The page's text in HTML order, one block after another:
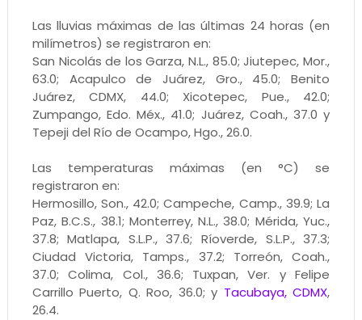
Las lluvias máximas de las últimas 24 horas (en
milímetros) se registraron en:
San Nicolás de los Garza, N.L., 85.0; Jiutepec, Mor.,
63.0; Acapulco de Juárez, Gro., 45.0; Benito
Juárez, CDMX, 44.0; Xicotepec, Pue., 42.0;
Zumpango, Edo. Méx., 41.0; Juárez, Coah., 37.0 y
Tepeji del Río de Ocampo, Hgo., 26.0.
Las temperaturas máximas (en °C) se
registraron en:
Hermosillo, Son., 42.0; Campeche, Camp., 39.9; La
Paz, B.C.S., 38.1; Monterrey, N.L., 38.0; Mérida, Yuc.,
37.8; Matlapa, S.L.P., 37.6; Ríoverde, S.L.P., 37.3;
Ciudad Victoria, Tamps., 37.2; Torreón, Coah.,
37.0; Colima, Col., 36.6; Tuxpan, Ver. y Felipe
Carrillo Puerto, Q. Roo, 36.0; y Tacubaya, CDMX,
26.4.